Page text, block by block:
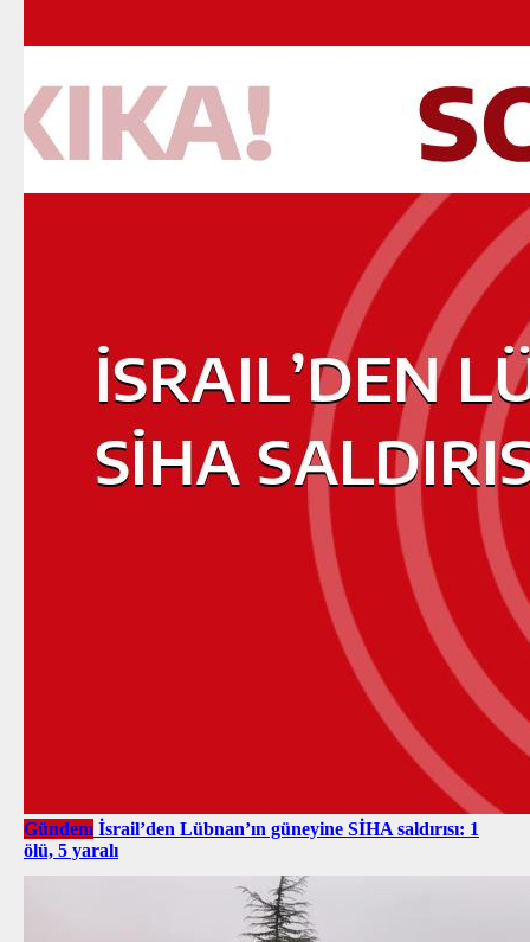
Gündem İsrail’den Lübnan’ın güneyine SİHA saldırısı: 1
ölü, 5 yaralı